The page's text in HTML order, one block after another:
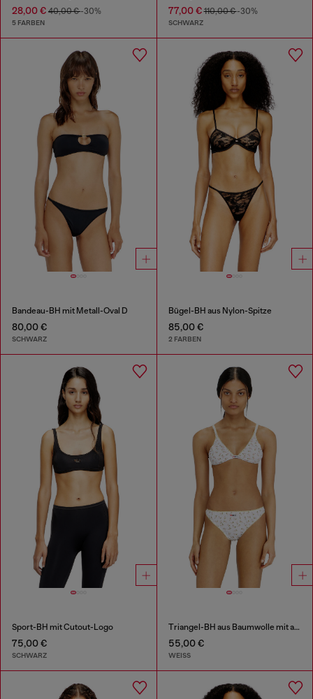
28,00 € 40,00 €-30%
5 FARBEN
77,00 €110,00 €-30%
SCHWARZ
Bandeau-BH mit Metall-Oval D
80,00 €
SCHWARZ
Bügel-BH aus Nylon-Spitze
85,00 €
2 FARBEN
Sport-BH mit Cutout-Logo
75,00 €
SCHWARZ
Triangel-BH aus Baumwolle mit all-over Blumenprint
55,00 €
WEISS